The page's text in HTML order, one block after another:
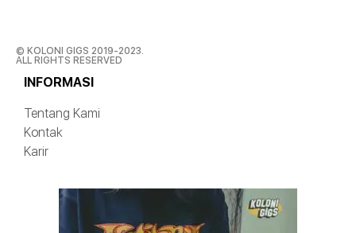
© KOLONI GIGS 2019-2023.
ALL RIGHTS RESERVED
INFORMASI
Tentang Kami
Kontak
Karir